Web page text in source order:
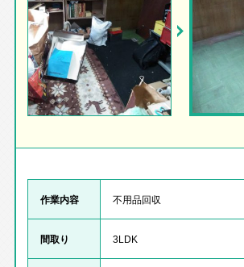
作業内容 不用品回収
間取り 3LDK